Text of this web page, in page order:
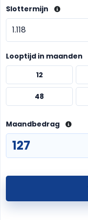
Slottermijn
Looptijd in maanden
12
48
Maandbedrag